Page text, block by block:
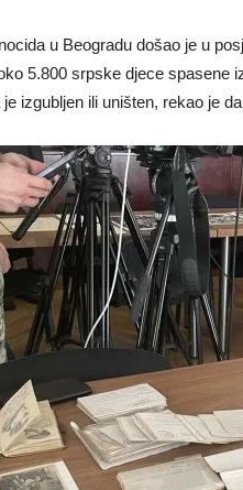
u Beogradu došao je u
5.800 srpske djece spasene
izgubljen ili uništen, rekao je